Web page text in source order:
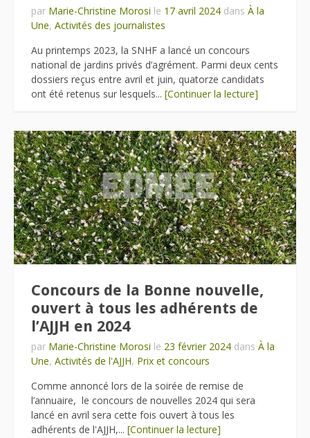
par Marie-Christine Morosi le 17 avril 2024 dans À la
Une, Activités des journalistes
Au printemps 2023, la SNHF a lancé un concours
national de jardins privés d’agrément. Parmi deux cents
dossiers reçus entre avril et juin, quatorze candidats
ont été retenus sur lesquels... [Continuer la lecture]
Concours de la Bonne nouvelle,
ouvert à tous les adhérents de
l’AJJH en 2024
par Marie-Christine Morosi le 23 février 2024 dans À la
Une, Activités de l'AJJH, Prix et concours
Comme annoncé lors de la soirée de remise de
l’annuaire, le concours de nouvelles 2024 qui sera
lancé en avril sera cette fois ouvert à tous les
adhérents de l'AJJH,... [Continuer la lecture]